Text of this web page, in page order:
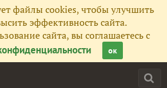
файлы cookies, чтобы улучшить
эффективность сайта.
сайта, вы соглашаетесь с
ок